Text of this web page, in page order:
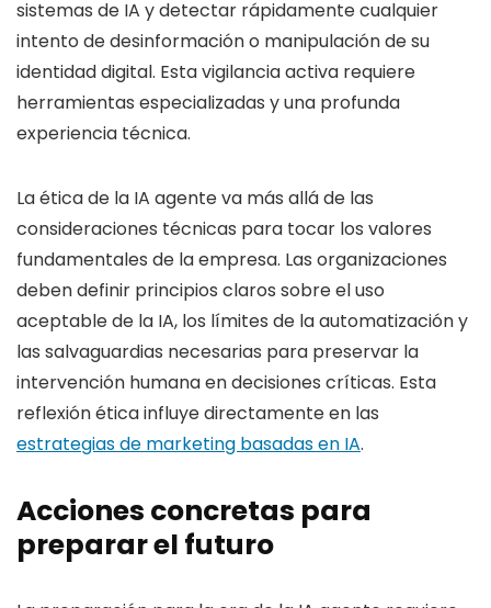
sistemas de IA y detectar rápidamente cualquier
intento de desinformación o manipulación de su
identidad digital. Esta vigilancia activa requiere
herramientas especializadas y una profunda
experiencia técnica.
La ética de la IA agente va más allá de las
consideraciones técnicas para tocar los valores
fundamentales de la empresa. Las organizaciones
deben definir principios claros sobre el uso
aceptable de la IA, los límites de la automatización y
las salvaguardias necesarias para preservar la
intervención humana en decisiones críticas. Esta
reflexión ética influye directamente en las
estrategias de marketing basadas en IA.
Acciones concretas para
preparar el futuro